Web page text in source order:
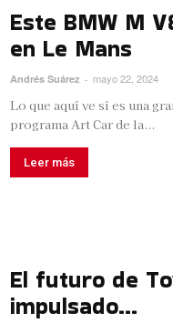
Este BMW M
en Le Mans
Andrés Suárez - mayo 22, 2024
Lo que aquí ve sí es una
programa Art Car de la...
Leer más
El futuro de
impulsado...